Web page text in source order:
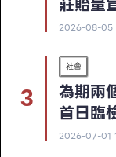
2026-08-05
社會
為期兩
首日臨
2026-07-01